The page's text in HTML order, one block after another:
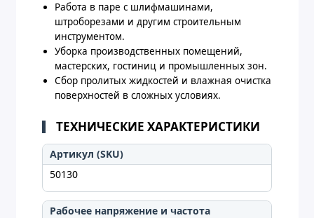
Работа в паре с шлифмашинами,
штроборезами и другим строительным
инструментом.
Уборка производственных помещений,
мастерских, гостиниц и промышленных зон.
Сбор пролитых жидкостей и влажная очистка
поверхностей в сложных условиях.
ТЕХНИЧЕСКИЕ ХАРАКТЕРИСТИКИ
Артикул (SKU)
50130
Рабочее напряжение и частота